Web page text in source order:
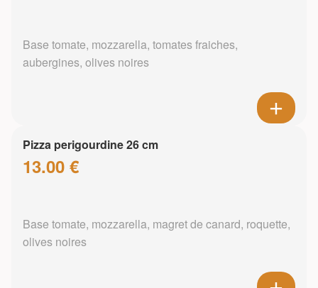
Base tomate, mozzarella, tomates fraiches,
aubergines, olives noires
Pizza perigourdine 26 cm
13.00 €
Base tomate, mozzarella, magret de canard, roquette,
olives noires